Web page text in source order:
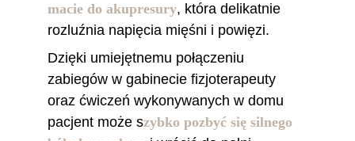
macie do akupresury, która delikatnie
rozluźnia napięcia mięśni i powięzi.
Dzięki umiejętnemu połączeniu
zabiegów w gabinecie fizjoterapeuty
oraz ćwiczeń wykonywanych w domu
pacjent może szybko pozbyć się silnego